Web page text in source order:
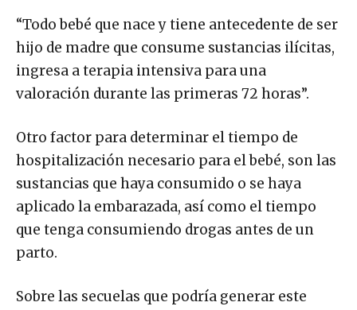
“Todo bebé que nace y tiene antecedente de ser
hijo de madre que consume sustancias ilícitas,
ingresa a terapia intensiva para una
valoración durante las primeras 72 horas”.
Otro factor para determinar el tiempo de
hospitalización necesario para el bebé, son las
sustancias que haya consumido o se haya
aplicado la embarazada, así como el tiempo
que tenga consumiendo drogas antes de un
parto.
Sobre las secuelas que podría generar este